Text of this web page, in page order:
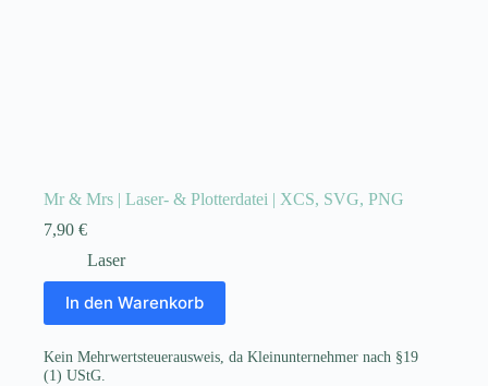
Mr & Mrs | Laser- & Plotterdatei | XCS, SVG, PNG
7,90 €
Laser
In den Warenkorb
Kein Mehrwertsteuerausweis, da Kleinunternehmer nach §19
(1) UStG.